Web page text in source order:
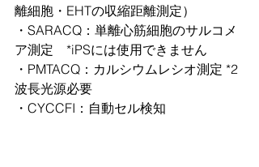
離細胞・EHTの収縮距離測定）
・SARACQ：単離心筋細胞のサルコメ
ア測定　*iPSには使用できません
・PMTACQ：カルシウムレシオ測定 *2
波長光源必要
・CYCCFI：自動セル検知